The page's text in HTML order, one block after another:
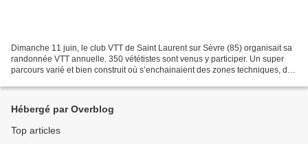
Dimanche 11 juin, le club VTT de Saint Laurent sur Sèvre (85) organisait sa
randonnée VTT annuelle. 350 vététistes sont venus y participer. Un super
parcours varié et bien construit où s’enchainaient des zones techniques, des
Hébergé par Overblog
Top articles